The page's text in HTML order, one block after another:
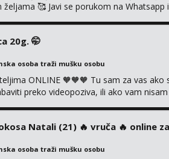
🥰 Javi se porukom na
20g. 🤭
osoba traži mušku osobu
ONLINE 🧡🧡🧡 Tu sam za vas
preko videopoziva, ili ako vam
Natali (21) ‎️‍🔥 vruča‎ ️‍🔥 online za
osoba traži mušku osobu